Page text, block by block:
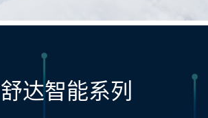
舒达智能系列